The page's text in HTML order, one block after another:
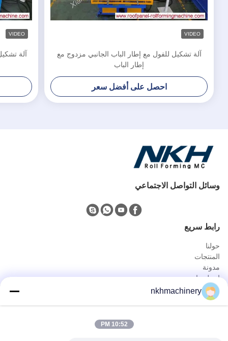
VIDEO
آلة تشكيل للفول مع إطار الباب الجانبي مزدوج مع
إطار الباب
احصل على أفضل سعر
VIDEO
آلة
وسائل التواصل الاجتماعي
رابط سريع
حولنا
المنتجات
مدونة
اتصل بنا
المنتجات
لوحة سقف دحر آلة تشكيل
سطح السفينة الكلمة دحر آلة تشكيل
nkhmachinery
10:52 PM